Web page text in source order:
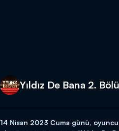
Yıldız De Bana 2.
14 Nisan 2023 Cuma günü,